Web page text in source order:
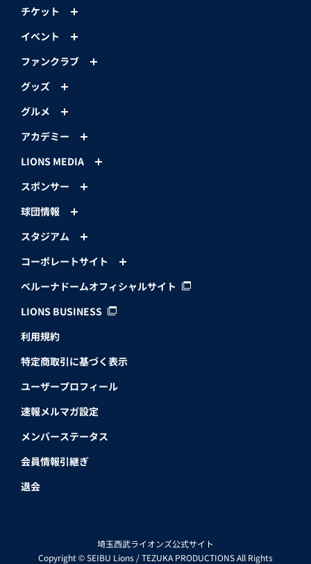
チケット
イベント
ファンクラブ
グッズ
グルメ
アカデミー
LIONS MEDIA
スポンサー
球団情報
スタジアム
コーポレートサイト
ベルーナドームオフィシャルサイト
LIONS BUSINESS
利用規約
特定商取引に基づく表示
ユーザープロフィール
速報メルマガ設定
メンバーステータス
会員情報引継ぎ
退会
埼玉西武ライオンズ公式サイト
Copyright © SEIBU Lions / TEZUKA PRODUCTIONS All Rights